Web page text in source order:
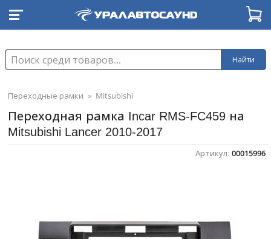
Найти
Переходные рамки » Mitsubishi
Переходная рамка Incar RMS-FC459 на
Mitsubishi Lancer 2010-2017
Артикул: 00015996